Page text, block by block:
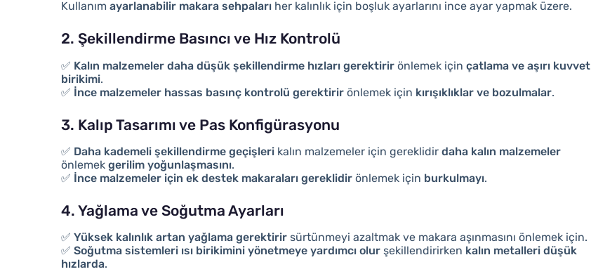
Kullanımayarlanabilir makara sehpaları her kalınlık için boşluk ayarlarını ince ayar yapmak üzere.
2. Şekillendirme Basıncı ve Hız Kontrolü
✅ Kalın malzemeler daha düşük şekillendirme hızları gerektirir önlemek içinçatlama ve aşırı kuvvet
birikimi.
✅ İnce malzemeler hassas basınç kontrolü gerektirir önlemek için kırışıklıklar ve bozulmalar.
3. Kalıp Tasarımı ve Pas Konfigürasyonu
✅ Daha kademeli şekillendirme geçişleri kalın malzemeler için gereklidirdaha kalın malzemeler
önlemekgerilim yoğunlaşmasını.
✅ İnce malzemeler için ek destek makaraları gereklidir önlemek için burkulmayı.
4. Yağlama ve Soğutma Ayarları
✅Yüksek kalınlık artan yağlama gerektirir sürtünmeyi azaltmak ve makara aşınmasını önlemek için.
✅Soğutma sistemleri ısı birikimini yönetmeye yardımcı olur şekillendirirken kalın metalleri düşük
hızlarda.